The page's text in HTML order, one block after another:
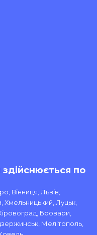
по
Вінниця, Львів,
Хмельницький, Луцьк,
Бровари,
Мелітополь,